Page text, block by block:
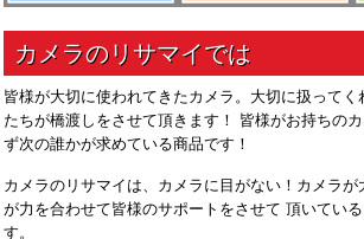
皆様が大切に使われてきたカメラ。大切に扱って
たちが橋渡しをさせて頂きます！ 皆様がお持ちの
ず次の誰かが求めている商品です！
カメラのリサマイは、カメラに目がない！カメラ
が力を合わせて皆様のサポートをさせて 頂いてい
す。